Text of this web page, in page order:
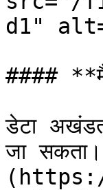
d1"
####
डेटा
जा